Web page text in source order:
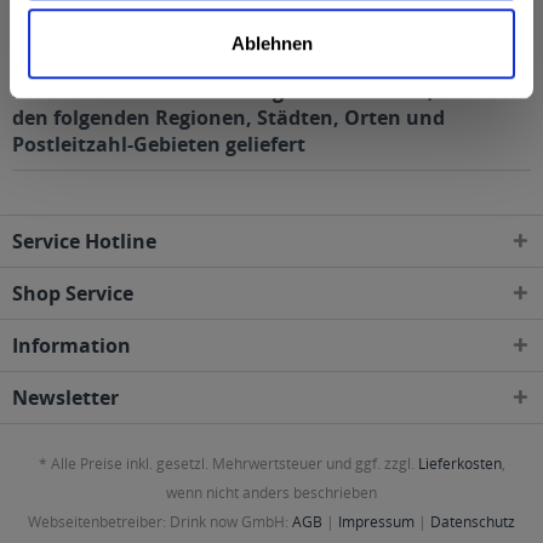
Ablehnen
2,7% volmehr
Hirschbräu Naturradler Bügelflasche 20 x 0,5l wird in
den folgenden Regionen, Städten, Orten und
Postleitzahl-Gebieten geliefert
Service Hotline
Shop Service
Information
Newsletter
* Alle Preise inkl. gesetzl. Mehrwertsteuer und ggf. zzgl. Lieferkosten,
wenn nicht anders beschrieben
Webseitenbetreiber: Drink now GmbH: AGB | Impressum | Datenschutz